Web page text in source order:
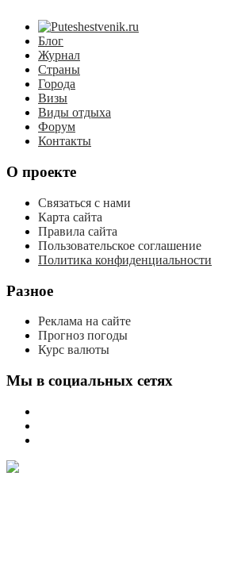
Блог
Журнал
Страны
Города
Визы
Виды отдыха
Форум
Контакты
О проекте
Связаться с нами
Карта сайта
Правила сайта
Пользовательское соглашение
Политика конфиденциальности
Разное
Реклама на сайте
Прогноз погоды
Курс валюты
Мы в социальных сетях